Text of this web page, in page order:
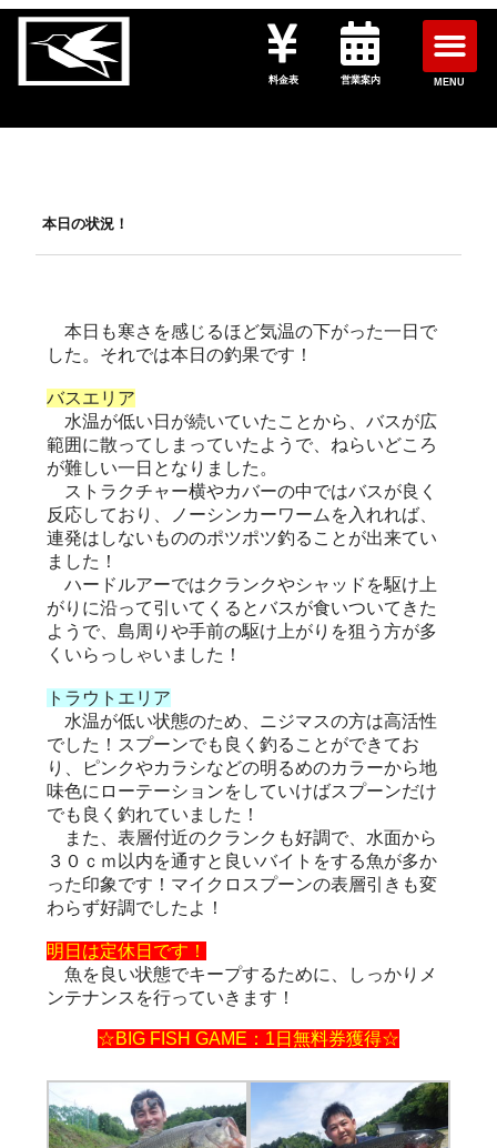
料金表 営業案内 MENU
本日の状況！
本日も寒さを感じるほど気温の下がった一日で
した。それでは本日の釣果です！
バスエリア
水温が低い日が続いていたことから、バスが広
範囲に散ってしまっていたようで、ねらいどころ
が難しい一日となりました。
ストラクチャー横やカバーの中ではバスが良く
反応しており、ノーシンカーワームを入れれば、
連発はしないもののポツポツ釣ることが出来てい
ました！
ハードルアーではクランクやシャッドを駆け上
がりに沿って引いてくるとバスが食いついてきた
ようで、島周りや手前の駆け上がりを狙う方が多
くいらっしゃいました！
トラウトエリア
水温が低い状態のため、ニジマスの方は高活性
でした！スプーンでも良く釣ることができてお
り、ピンクやカラシなどの明るめのカラーから地
味色にローテーションをしていけばスプーンだけ
でも良く釣れていました！
また、表層付近のクランクも好調で、水面から
３０ｃｍ以内を通すと良いバイトをする魚が多か
った印象です！マイクロスプーンの表層引きも変
わらず好調でしたよ！
明日は定休日です！
魚を良い状態でキープするために、しっかりメ
ンテナンスを行っていきます！
☆BIG FISH GAME：1日無料券獲得☆